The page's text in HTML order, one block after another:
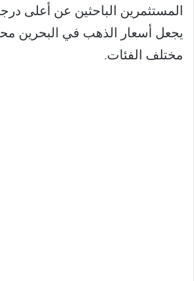
المستثمرين الباحثين عن أعلى
يجعل أسعار الذهب في البحرين
مختلف الفئات.